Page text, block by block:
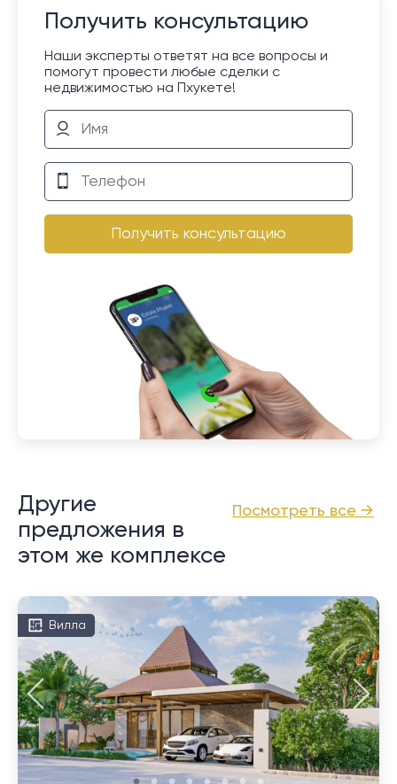
Получить консультацию
Наши эксперты ответят на все вопросы и
помогут провести любые сделки с
недвижимостью на Пхукете!
Получить консультацию
Посмотреть все →
Другие
предложения в
этом же комплексе
Вилла